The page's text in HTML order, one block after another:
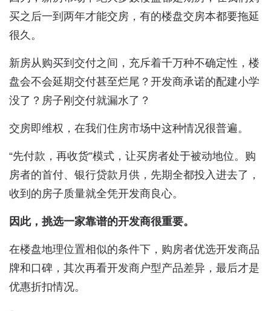
买之后一到两年才能交房，有的楼盘交房本都要拖延
很久。
新房从购买到交付之间，充斥着千万种不确定性，楼
盘会不会延期交付甚至烂尾？开发商承诺的配建小学
没了？房子刚交付就漏水了？
交房即维权，在我们住房市场中这种情况很普遍。
“先付款，再收货”模式，让买房者处于被动地位。购
房者的首付、银行贷款月供，先期全都投入进去了，
收到的房子质量就全凭开发商良心。
因此，挑选一家靠谱的开发商很重要。
在楼盘地理位置相似的条件下，购房者优选开发商品
牌和口碑，其次再看开发商户型产品差异，最后才是
优惠折扣情况。